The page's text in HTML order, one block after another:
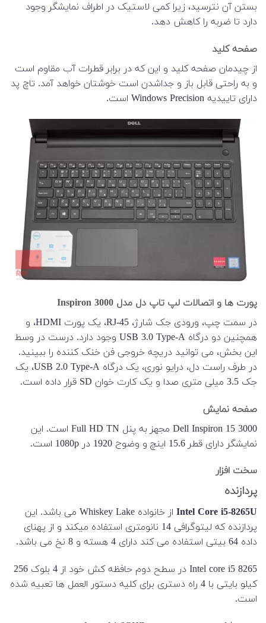
بستن آن نترسید، زیرا کمی لاستیک در اطراف نمایشگر وجود
دارد تا ضربه را کاهش دهد.
صفحه کلید
از چیدمان صفحه کلید و این که در برابر قطرات آب مقاوم است
و به راحتی قابل باز و جداشدن است خوشتان خواهد آمد. تاچ پد
دارای تاییدیه Windows Precision است.
پورت ها و اتصالات لپ تاپ دل مدل Inspiron 3000
در سمت چپ، ورودی جک شارژ، RJ-45، یک پورت HDMI، و
همچنین دو درگاه USB 3.0 Type-A وجود دارد. درست در وسط
این بخش، می توانید دریچه خروجی فن خنک کننده را ببینید.
در طرف راست دل، درایو نوری، یک درگاه USB 2.0 Type-A، یک
جک 3.5 میلی متری صدا و یک کارت خوان SD قرار داده است.
صفحه نمایش
Dell Inspiron 15 3000 مجهز به پنل Full HD TN است. این
نمایشگر دارای قطر 15.6 اینچ و وضوح 1920 در 1080p است.
سخت افزار
پردازنده
Intel Core i5-8265U
از خانواده Whiskey Lake می باشد. این
پردازنده که لیتوگرافی 14 نانومتری استفاده میکند و از پهنای
داده 64 بیتی استفاده می کند دارای 4 هسته و 8 نخ می باشد.
8265 Intel core i5 در سطح دوم حافظه کش خود از 4 بلوک 256
کیلو بایتی با 4 راه دستری برای کلیه دستور العمل ها تعبیه شده
است.